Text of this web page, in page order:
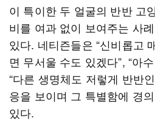
이 특이한 두 얼굴의 반반 고
비를 여과 없이 보여주는 사
있다. 네티즌들은 “신비롭고
면 무서울 수도 있겠다”, “아
“다른 생명체도 저렇게 반반
응을 보이며 그 특별함에 경
있다.